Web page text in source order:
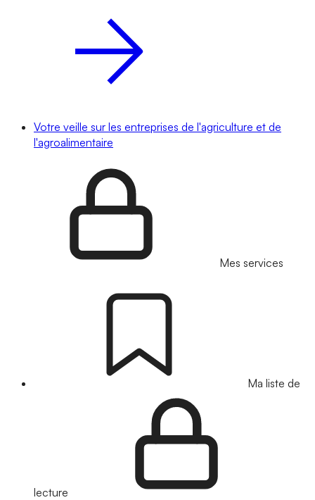
Votre veille sur les entreprises de l'agriculture et de
l'agroalimentaire
Mes services
Ma liste de
lecture